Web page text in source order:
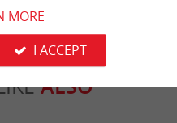
ALSO
MORE
I ACCEPT